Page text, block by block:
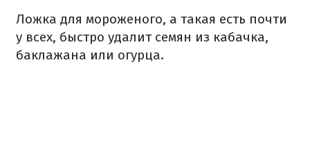
Ложка для мороженого, а такая есть почти
у всех, быстро удалит семян из кабачка,
баклажана или огурца.